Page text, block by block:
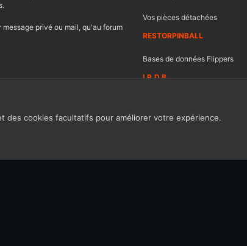
privé ou mail, qu'au forum
Vos pièces détachées
RESTORPINBALL
Bases de données Flippers
I.P.D.B
cookies facultatifs pour améliorer votre expérience.